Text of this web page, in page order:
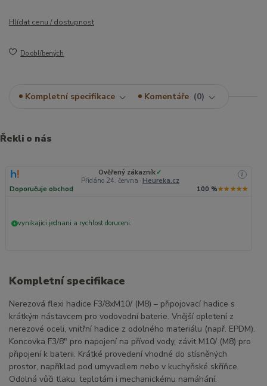
Hlídat cenu / dostupnost
Do oblíbených
Kompletní specifikace Komentáře 0
Řekli o nás
Ověřený zákazník ✓
Přidáno 24. června · Heureka.cz
i
Doporučuje obchod 100 %★★★★★
+ vynikajici jednani a rychlost doruceni.
Kompletní specifikace
Nerezová flexi hadice F3/8xM10/ (M8) – připojovací hadice s
krátkým nástavcem pro vodovodní baterie. Vnější opletení z
nerezové oceli, vnitřní hadice z odolného materiálu (např. EPDM).
Koncovka F3/8" pro napojení na přívod vody, závit M10/ (M8) pro
připojení k baterii. Krátké provedení vhodné do stísněných
prostor, například pod umyvadlem nebo v kuchyňské skříňce.
Odolná vůči tlaku, teplotám i mechanickému namáhání.